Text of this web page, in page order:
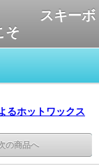
スキーボ
そ
るホットワックス
の商品へ